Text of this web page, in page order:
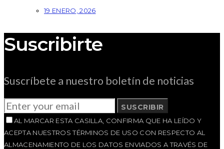
19 ENERO, 2026
Suscribirte
Suscríbete a nuestro boletín de noticias
SUSCRIBIR
AL MARCAR ESTA CASILLA, CONFIRMA QUE HA LEÍDO Y
ACEPTA NUESTROS TÉRMINOS DE USO CON RESPECTO AL
ALMACENAMIENTO DE LOS DATOS ENVIADOS A TRAVÉS DE